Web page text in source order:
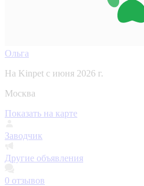
Ольга
На Kinpet c июня 2026 г.
Москва
Показать на карте
Заводчик
Другие объявления
0 отзывов